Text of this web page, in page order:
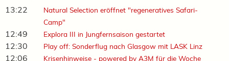
13:22
Natural Selection eröffnet "regeneratives Safari-
Camp"
12:49 Explora III in Jungfernsaison gestartet
12:30 Play off: Sonderflug nach Glasgow mit LASK Linz
12:06
Krisenhinweise - powered by A3M für die Woche